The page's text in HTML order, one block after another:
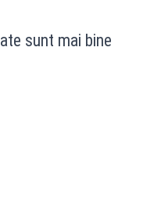
sunt mai bine